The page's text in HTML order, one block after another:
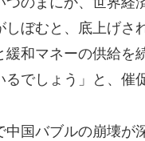
しぼむと、底上げさ
緩和マネーの供給
るでしょう」と、催
中国バブルの崩壊